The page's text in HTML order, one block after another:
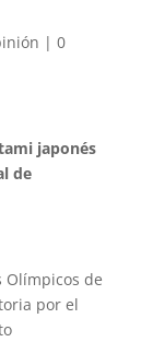
| 0
japonés
de
Olímpicos de
por el